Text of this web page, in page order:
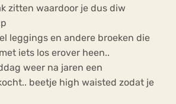
zitten waardoor je dus diw
leggings en andere broeken die
iets los erover heen..
weer na jaren een
beetje high waisted zodat je